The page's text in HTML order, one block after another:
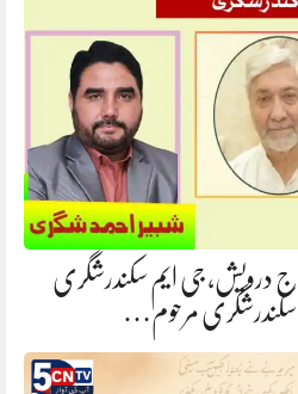
درویش، جی ایم سکندرشگری
سکندرشگری مرحوم…